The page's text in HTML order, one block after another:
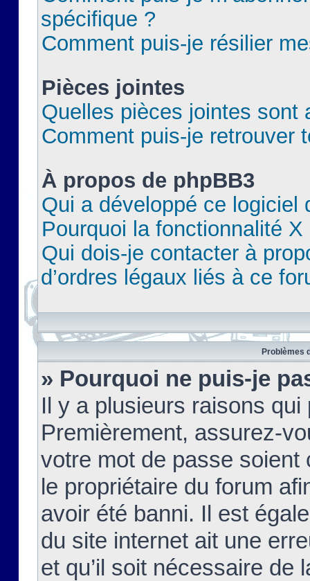
spécifique ?
Comment puis-je résilier
Pièces jointes
Quelles pièces jointes sont
Comment puis-je retrouver
À propos de phpBB3
Qui a développé ce logiciel
Pourquoi la fonctionnalité X
Qui dois-je contacter à
d’ordres légaux liés à ce
Problèmes
» Pourquoi ne puis-je
Il y a plusieurs raisons
Premièrement, assurez-
votre mot de passe soient
le propriétaire du forum
avoir été banni. Il est
du site internet ait une
et qu’il soit nécessaire de